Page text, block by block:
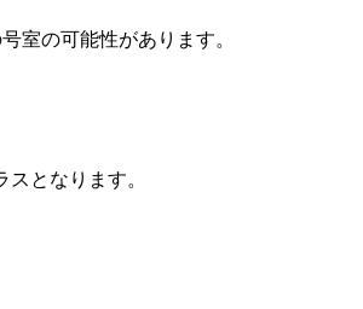
室の可能性があります。
となります。